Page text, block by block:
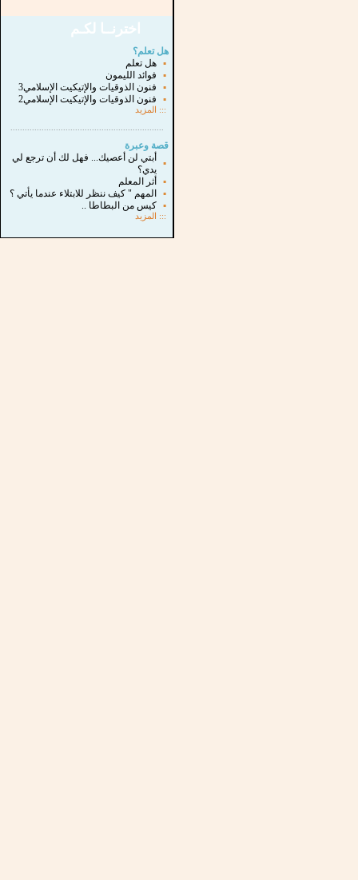
اخترنــا لكـم
هل تعلم؟
▪
هل تعلم
▪
فوائد الليمون
▪
فنون الذوقيات والإتيكيت الإسلامي3
▪
فنون الذوقيات والإتيكيت الإسلامي2
:::
المزيد
قصة وعبرة
▪
أبتي لن أعصيك... فهل لك أن ترجع لي
يدي؟
▪
أثر المعلم
▪
المهم " كيف ننظر للابتلاء عندما يأتي ؟
▪
كيس من البطاطا ..
::: المزيد